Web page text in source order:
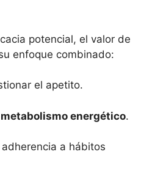
potencial, el valor de
enfoque combinado:
el apetito.
metabolismo energético.
a hábitos